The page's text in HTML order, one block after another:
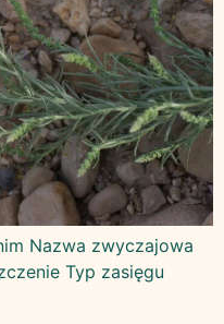
Nazwa zwyczajowa
Typ zasięgu